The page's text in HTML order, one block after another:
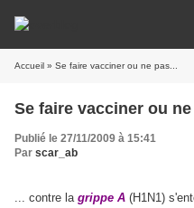
Accueil » Se faire vacciner ou ne pas...
Se faire vacciner ou ne
Publié le 27/11/2009 à 15:41
Par scar_ab
... contre la grippe A (H1N1)